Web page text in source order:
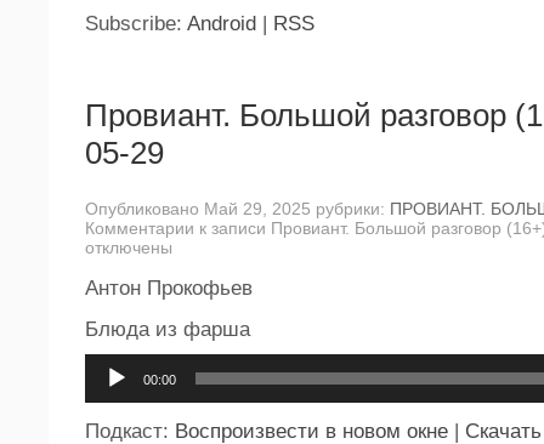
Subscribe: Android RSS
Провиант. Большой разговор
05-29
Опубликовано Май 29, 2025 рубрики: ПРОВИАНТ.
Комментарии к записи Провиант. Большой разговор
отключены
Антон Прокофьев
Блюда из фарша
00:00
Подкаст: Воспроизвести в новом окне | Скачать